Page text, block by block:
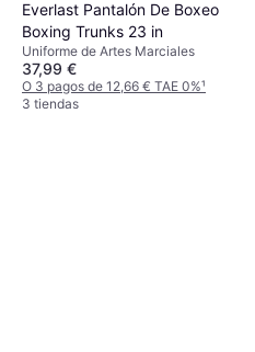
Everlast Pantalón De Boxeo
Boxing Trunks 23 in
Uniforme de Artes Marciales
37,99 €
O 3 pagos de 12,66 € TAE 0%¹
3 tiendas